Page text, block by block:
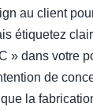
au client
étiquetez
» dans votre
de
la